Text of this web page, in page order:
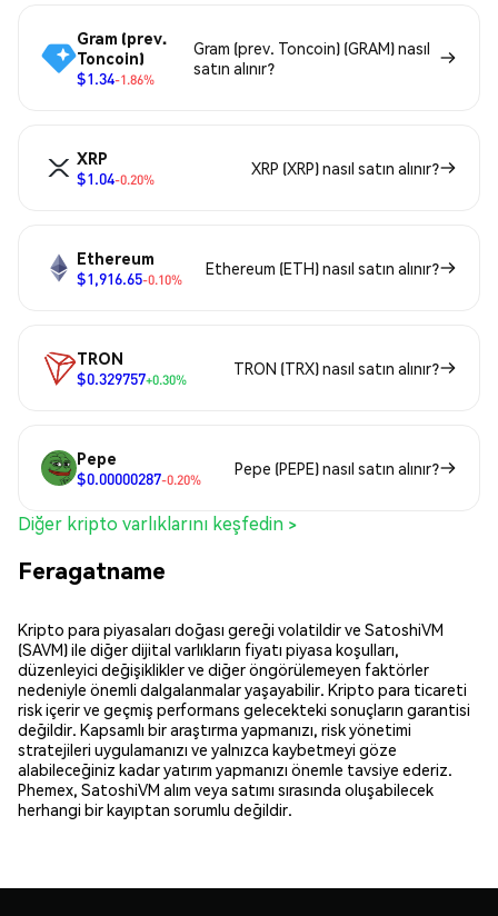
Gram (prev.
Toncoin)
$1.34-1.86%
Gram (prev. Toncoin) (GRAM) nasıl
satın alınır?
XRP
$1.04-0.20%
XRP (XRP) nasıl satın alınır?
Ethereum
$1,916.65-0.10%
Ethereum (ETH) nasıl satın alınır?
TRON
$0.329757+0.30%
TRON (TRX) nasıl satın alınır?
Pepe
$0.00000287-0.20%
Pepe (PEPE) nasıl satın alınır?
Diğer kripto varlıklarını keşfedin >
Feragatname
Kripto para piyasaları doğası gereği volatildir ve SatoshiVM
(SAVM) ile diğer dijital varlıkların fiyatı piyasa koşulları,
düzenleyici değişiklikler ve diğer öngörülemeyen faktörler
nedeniyle önemli dalgalanmalar yaşayabilir. Kripto para ticareti
risk içerir ve geçmiş performans gelecekteki sonuçların garantisi
değildir. Kapsamlı bir araştırma yapmanızı, risk yönetimi
stratejileri uygulamanızı ve yalnızca kaybetmeyi göze
alabileceğiniz kadar yatırım yapmanızı önemle tavsiye ederiz.
Phemex, SatoshiVM alım veya satımı sırasında oluşabilecek
herhangi bir kayıptan sorumlu değildir.